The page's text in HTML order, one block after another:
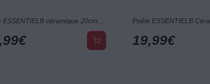
Poêle ESSENTIELB céramique 20cm vert
19,99€